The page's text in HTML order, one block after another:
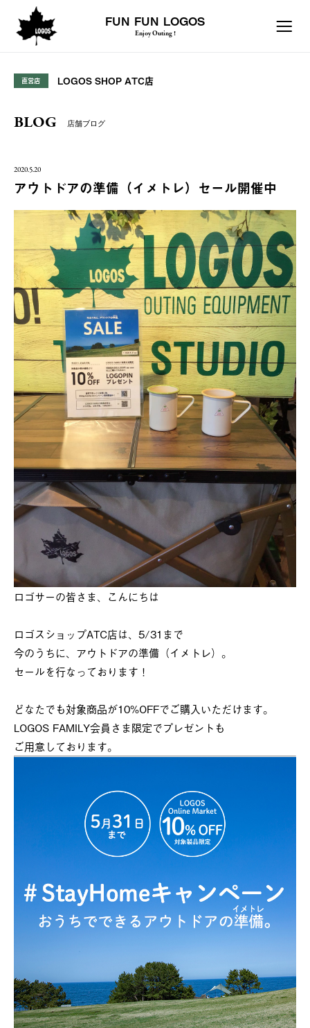
FUN FUN LOGOS
Enjoy Outing !
直営店 LOGOS SHOP ATC店
BLOG 店舗ブログ
2020.5.20
アウトドアの準備（イメトレ）セール開催中
ロゴサーの皆さま、こんにちは
ロゴスショップATC店は、5/31まで
今のうちに、アウトドアの準備（イメトレ）。
セールを行なっております！
どなたでも対象商品が10%OFFでご購入いただけます。
LOGOS FAMILY会員さま限定でプレゼントも
ご用意しております。